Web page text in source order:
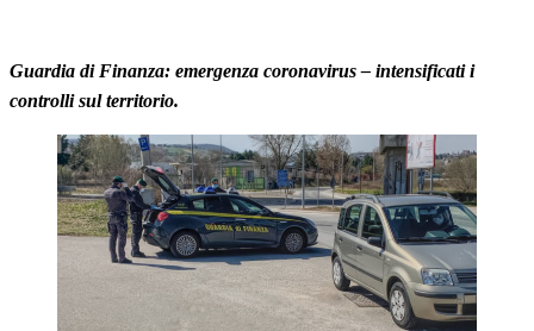
Guardia di Finanza: emergenza coronavirus – intensificati i
controlli sul territorio.